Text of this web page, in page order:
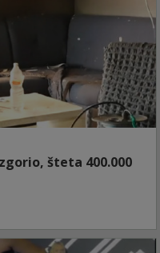
šteta 400.000